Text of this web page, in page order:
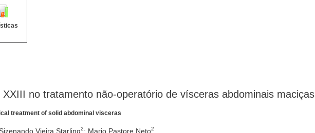
no tratamento não-operatório de vísceras abdominais maciças
treatment of solid abdominal visceras
Vieira Starling2; Mario Pastore Neto2